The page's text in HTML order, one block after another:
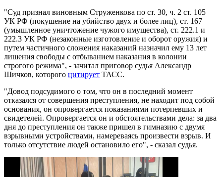
"Суд признал виновным Струженкова по ст. 30, ч. 2 ст. 105
УК РФ (покушение на убийство двух и более лиц), ст. 167
(умышленное уничтожение чужого имущества), ст. 222.1 и
222.3 УК РФ (незаконные изготовление и оборот оружия) и
путем частичного сложения наказаний назначил ему 13 лет
лишения свободы c отбыванием наказания в колонии
строгого режима", - зачитал приговор судья Александр
Шичков, которого цитирует ТАСС.
"Довод подсудимого о том, что он в последний момент
отказался от совершения преступления, не находит под собой
основания, он опровергается показаниями потерпевших и
свидетелей. Опровергается он и обстоятельствами дела: за два
дня до преступления он также пришел в гимназию с двумя
взрывными устройствами, намереваясь произвести взрыв. И
только отсутствие людей остановило его", - сказал судья.